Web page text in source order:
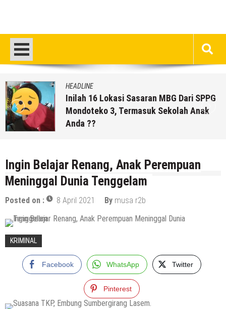
HEADLINE
Inilah 16 Lokasi Sasaran MBG Dari SPPG
Mondoteko 3, Termasuk Sekolah Anak
Anda ??
Ingin Belajar Renang, Anak Perempuan
Meninggal Dunia Tenggelam
Posted on : 8 April 2021 By musa r2b
KRIMINAL
Facebook WhatsApp Twitter
Pinterest